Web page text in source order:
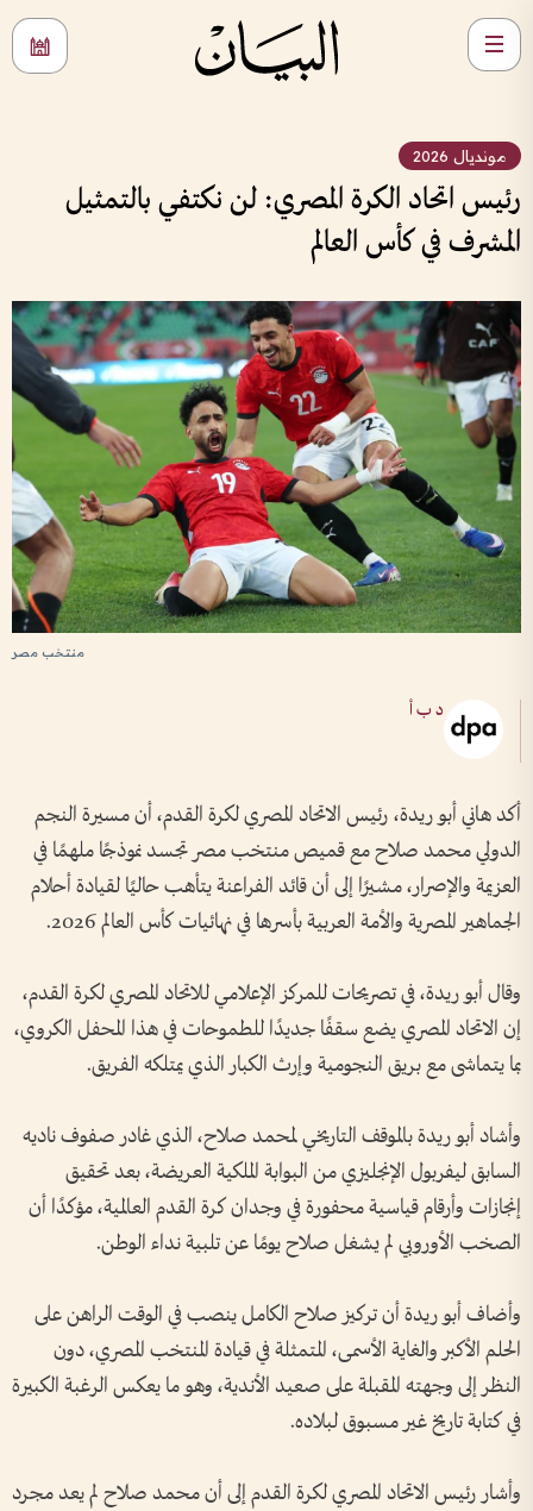
مونديال 2026
رئيس اتحاد الكرة المصري: لن نكتفي بالتمثيل
المشرف في كأس العالم
منتخب مصر
د ب أ
أكد هاني أبو ريدة، رئيس الاتحاد المصري لكرة القدم، أن مسيرة النجم
الدولي محمد صلاح مع قميص منتخب مصر تجسد نموذجًا ملهمًا في
العزيمة والإصرار، مشيرًا إلى أن قائد الفراعنة يتأهب حاليًا لقيادة أحلام
الجماهير المصرية والأمة العربية بأسرها في نهائيات كأس العالم 2026.
وقال أبو ريدة، في تصريحات للمركز الإعلامي للاتحاد المصري لكرة القدم،
إن الاتحاد المصري يضع سقفًا جديدًا للطموحات في هذا المحفل الكروي،
بما يتماشى مع بريق النجومية وإرث الكبار الذي يمتلكه الفريق.
وأشاد أبو ريدة بالموقف التاريخي لمحمد صلاح، الذي غادر صفوف ناديه
السابق ليفربول الإنجليزي من البوابة الملكية العريضة، بعد تحقيق
إنجازات وأرقام قياسية محفورة في وجدان كرة القدم العالمية، مؤكدًا أن
الصخب الأوروبي لم يشغل صلاح يومًا عن تلبية نداء الوطن.
وأضاف أبو ريدة أن تركيز صلاح الكامل ينصب في الوقت الراهن على
الحلم الأكبر والغاية الأسمى، المتمثلة في قيادة المنتخب المصري، دون
النظر إلى وجهته المقبلة على صعيد الأندية، وهو ما يعكس الرغبة الكبيرة
في كتابة تاريخ غير مسبوق لبلاده.
وأشار رئيس الاتحاد المصري لكرة القدم إلى أن محمد صلاح لم يعد مجرد